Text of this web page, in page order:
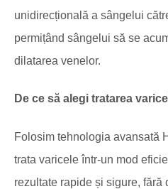
unidirecțională a sângelui
permițând sângelui să se
dilatarea venelor.
De ce să alegi tratarea
Folosim tehnologia avansată
trata varicele într-un mod
rezultate rapide și sigure, fără